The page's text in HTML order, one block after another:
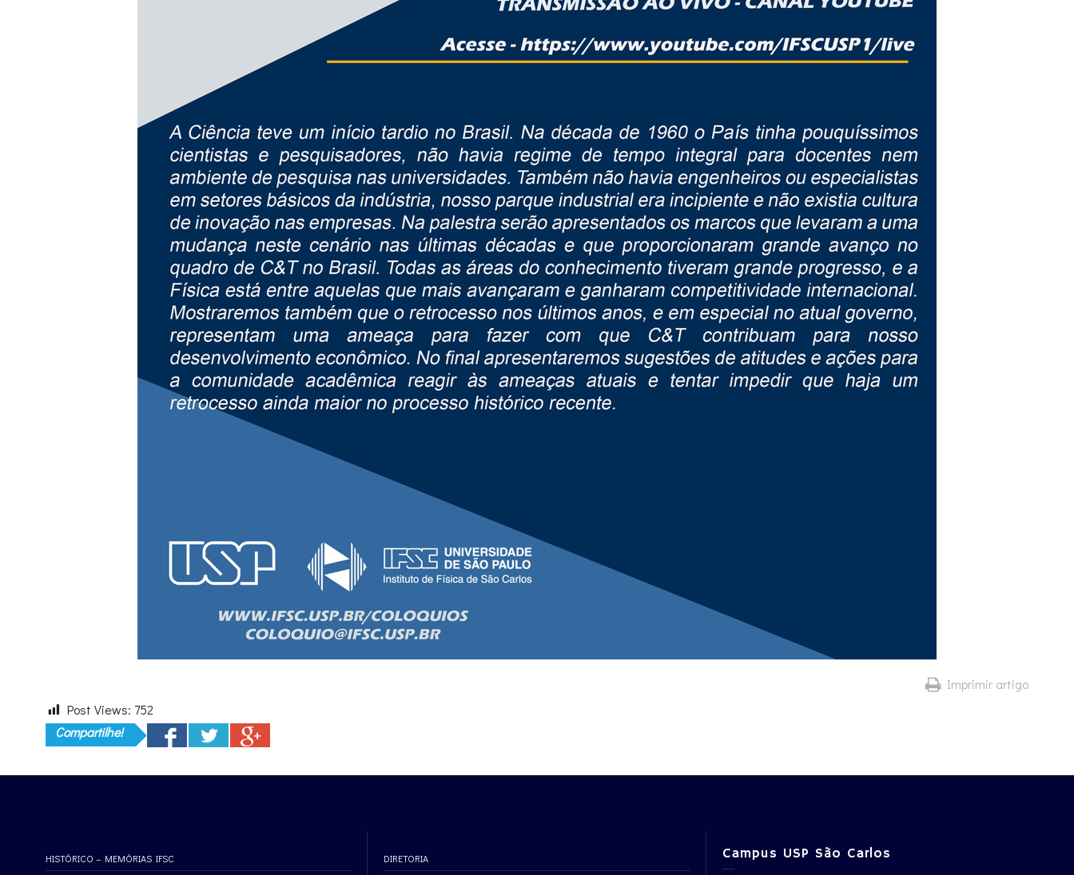
Imprimir artigo
Post Views: 752
Compartilhe!
HISTÓRICO – MEMÓRIAS IFSC
DIRETORIA
Campus USP São Carlos